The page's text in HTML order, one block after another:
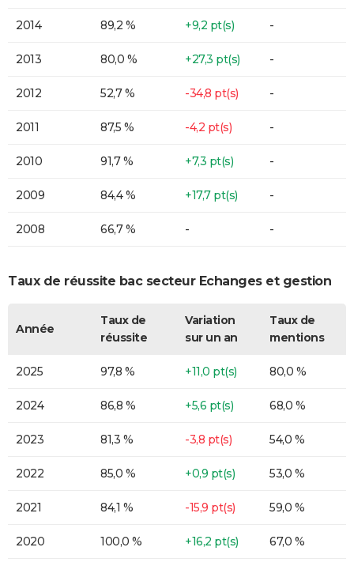
2014 89,2 % +9,2 pt(s) -
2013 80,0 % +27,3 pt(s) -
2012 52,7 % -34,8 pt(s) -
2011 87,5 % -4,2 pt(s) -
2010 91,7 % +7,3 pt(s) -
2009 84,4 % +17,7 pt(s) -
2008 66,7 % - -
Taux de réussite bac secteur Echanges et gestion
Année
Taux de
réussite
Variation
sur un an
Taux de
mentions
2025 97,8 % +11,0 pt(s) 80,0 %
2024 86,8 % +5,6 pt(s) 68,0 %
2023 81,3 % -3,8 pt(s) 54,0 %
2022 85,0 % +0,9 pt(s) 53,0 %
2021 84,1 % -15,9 pt(s) 59,0 %
2020 100,0 % +16,2 pt(s) 67,0 %